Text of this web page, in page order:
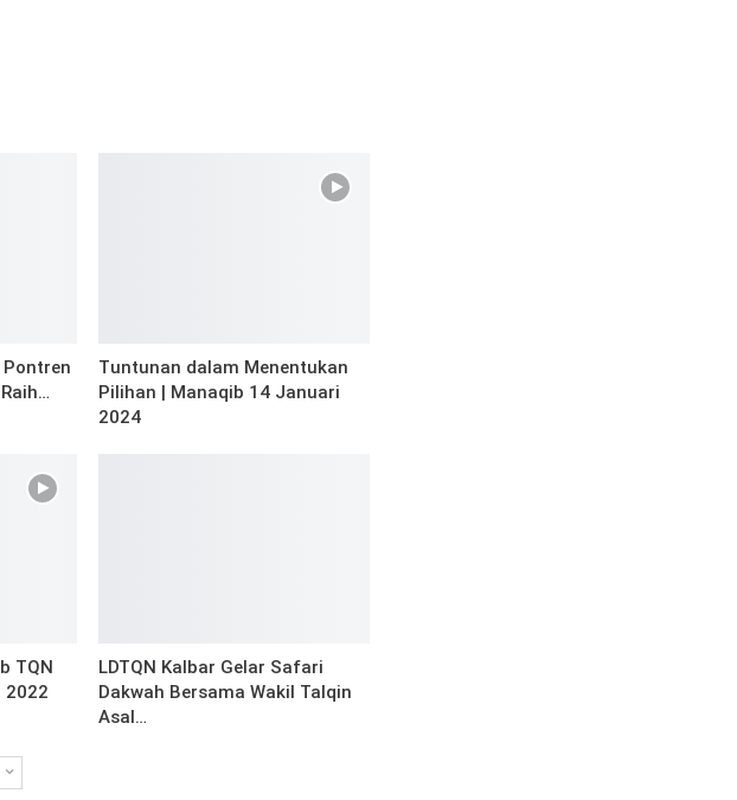
Tuntunan dalam Menentukan
Pilihan | Manaqib 14 Januari
2024
TQN
2022
LDTQN Kalbar Gelar Safari
Dakwah Bersama Wakil Talqin
Asal…